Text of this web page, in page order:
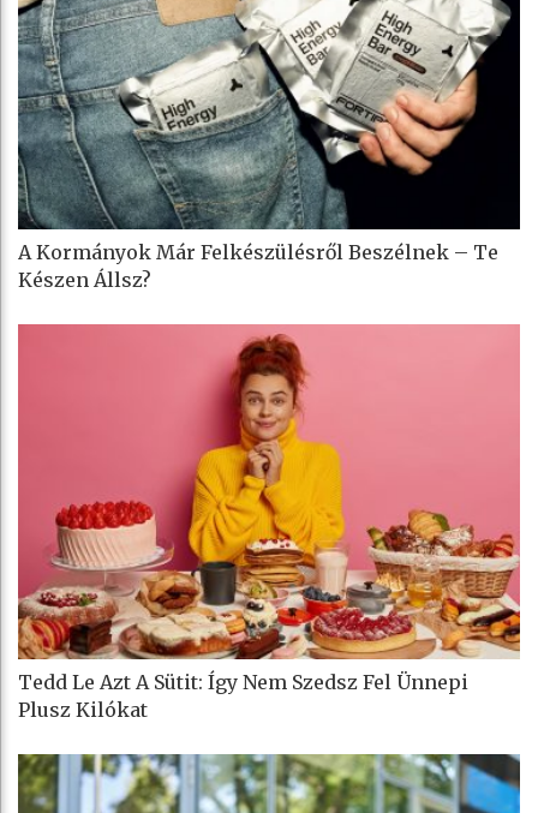
A Kormányok Már Felkészülésről Beszélnek – Te
Készen Állsz?
Tedd Le Azt A Sütit: Így Nem Szedsz Fel Ünnepi
Plusz Kilókat